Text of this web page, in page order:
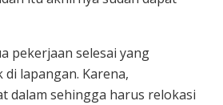
pekerjaan selesai yang
lapangan. Karena,
dalam sehingga harus relokasi